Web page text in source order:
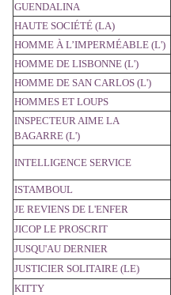
GUENDALINA
HAUTE SOCIÉTÉ (LA)
HOMME À L’IMPERMÉABLE (L')
HOMME DE LISBONNE (L')
HOMME DE SAN CARLOS (L')
HOMMES ET LOUPS
INSPECTEUR AIME LA
BAGARRE (L')
INTELLIGENCE SERVICE
ISTAMBOUL
JE REVIENS DE L'ENFER
JICOP LE PROSCRIT
JUSQU'AU DERNIER
JUSTICIER SOLITAIRE (LE)
KITTY